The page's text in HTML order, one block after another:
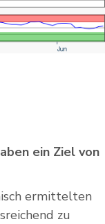
ein Ziel von
ermittelten
zu